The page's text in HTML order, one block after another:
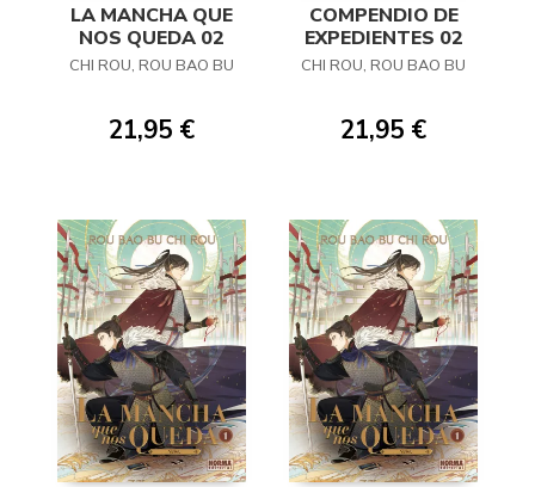
LA MANCHA QUE
NOS QUEDA 02
CHI ROU, ROU BAO BU
21,95 €
COMPENDIO DE
EXPEDIENTES 02
CHI ROU, ROU BAO BU
21,95 €